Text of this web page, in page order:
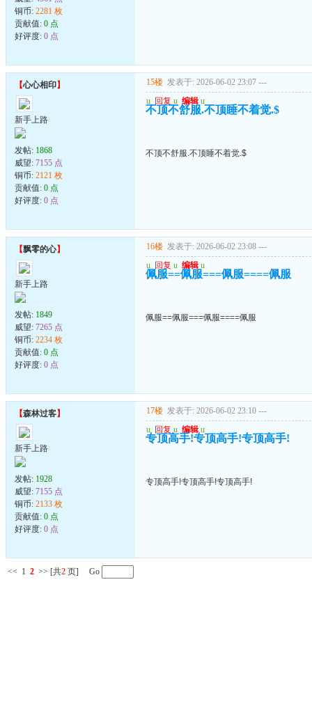
铜币: 2281 枚
贡献值: 0 点
好评度: 0 点
【心心相印】
新手上路
发帖: 1868
威望: 7155 点
铜币: 2121 枚
贡献值: 0 点
好评度: 0 点
15楼 发表于: 2026-06-02 23:07 ---
u 回复 u 编辑 u
不顶不舒服.不顶睡不着觉.$
不顶不舒服.不顶睡不着觉.$
【飘零的心】
新手上路
发帖: 1849
威望: 7265 点
铜币: 2234 枚
贡献值: 0 点
好评度: 0 点
16楼 发表于: 2026-06-02 23:08 ---
u 回复 u 编辑 u
佩服==佩服===佩服====佩服
佩服==佩服===佩服====佩服
【森林过客】
新手上路
发帖: 1928
威望: 7155 点
铜币: 2133 枚
贡献值: 0 点
好评度: 0 点
17楼 发表于: 2026-06-02 23:10 ---
u 回复 u 编辑 u
专顶高手!专顶高手!专顶高手!
专顶高手!专顶高手!专顶高手!
<< 1 2 >> [共2 页] Go